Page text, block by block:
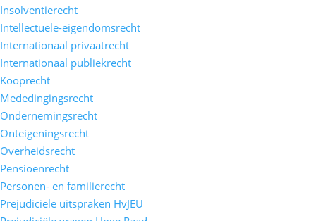
Insolventierecht
Intellectuele-eigendomsrecht
Internationaal privaatrecht
Internationaal publiekrecht
Kooprecht
Mededingingsrecht
Ondernemingsrecht
Onteigeningsrecht
Overheidsrecht
Pensioenrecht
Personen- en familierecht
Prejudiciële uitspraken HvJEU